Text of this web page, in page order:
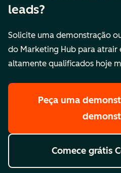
leads?
Solicite uma demonstração
do Marketing Hub para atrair
altamente qualificados hoje
Peça uma
Comece grátis